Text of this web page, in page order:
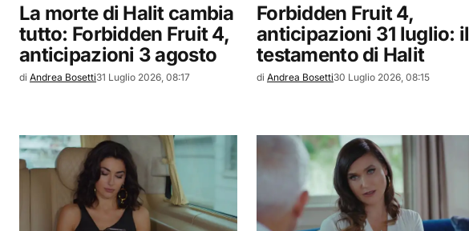
La morte di Halit cambia
tutto: Forbidden Fruit 4,
anticipazioni 3 agosto
di Andrea Bosetti31 Luglio 2026, 08:17
Forbidden Fruit 4,
anticipazioni 31 luglio: il
testamento di Halit
di Andrea Bosetti30 Luglio 2026, 08:15